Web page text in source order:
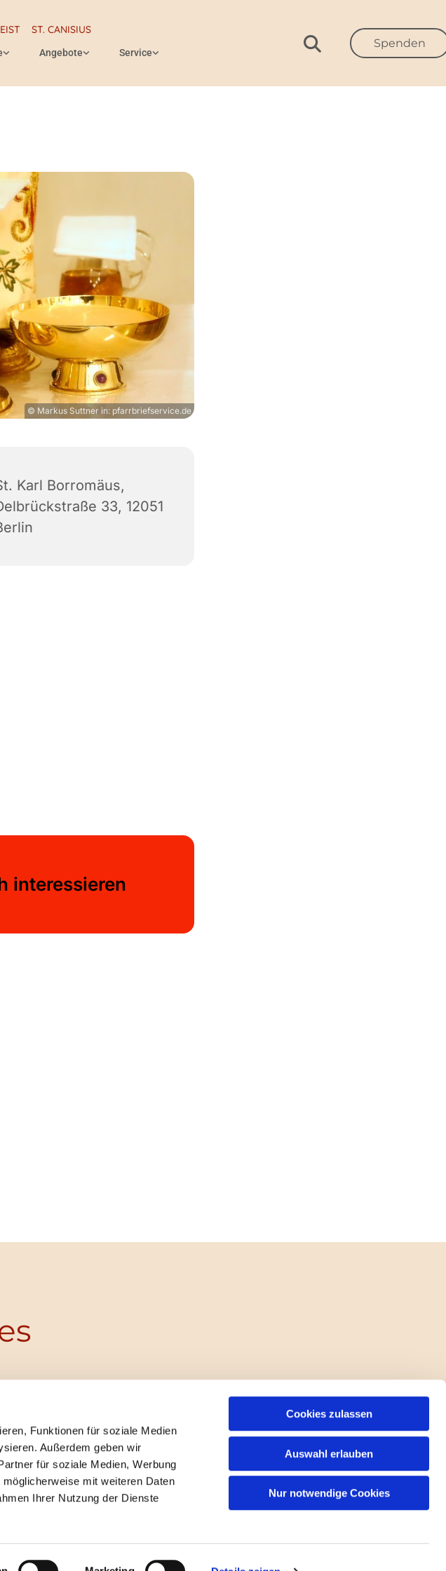
Funktionen für soziale Medien
Außerdem geben wir
für soziale Medien, Werbung
mit weiteren Daten
Ihrer Nutzung der Dienste
Cookies zulassen
Auswahl erlauben
Nur notwendige Cookies
ST. CANISIUS
Angebote Service
Spenden
© Markus Suttner in: pfarrbriefservice.de
Karl Borromäus,
33, 12051
interessieren
ChurchDesk-Login